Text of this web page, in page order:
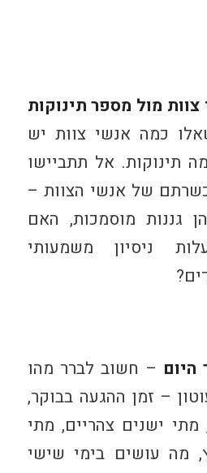
מול מספר תינוקות
כמה אנשי צוות יש
תינוקות. אל תתביישו
של אנשי הצוות –
גננות מוסמכות, האם
ניסיון משמעותי
– חשוב לברר מהו
– זמן ההגעה בבוקר,
מתי ישנים צהריים, מתי
מה עושים בימי שישי